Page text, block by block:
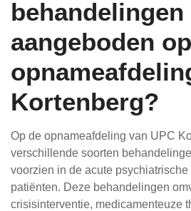
aangeboden
Kortenberg?
Op de opnameafdeling van UPC
verschillende soorten
voorzien in de acute psychiatrische
patiënten. Deze behandelingen
crisisinterventie, medicamenteuze